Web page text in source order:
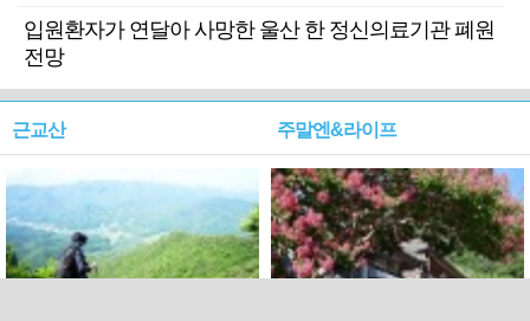
입원환자가 연달아 사망한 울산 한 정신의료기관 폐원
전망
근교산 주말엔&라이프